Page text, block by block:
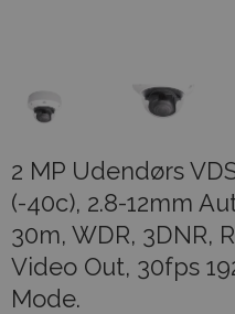
2 MP Udendørs
(-40c), 2.8-12mm
30m, WDR, 3DNR,
Video Out, 30fps
Mode.